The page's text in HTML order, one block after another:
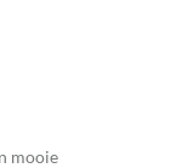
mooie